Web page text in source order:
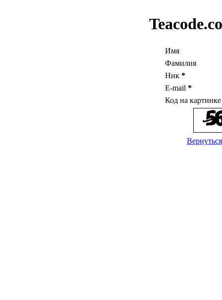
Имя
Фамилия
Ник *
E-mail *
Код на
Вернуться